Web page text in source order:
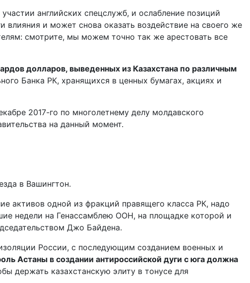
английских спецслужб, и ослабление позиций
влияния и может снова оказать воздействие на своего же
смотрите, мы можем точно так же арестовать все
долларов, выведенных из Казахстана по различным
Банка РК, хранящихся в ценных бумагах, акциях и
2017-го по многолетнему делу молдавского
на данный момент.
в Вашингтон.
активов одной из фракций правящего класса РК, надо
недели на Генассамблею ООН, на площадке которой и
Джо Байдена.
России, с последующим созданием военных и
Астаны в создании антироссийской дуги с юга должна
держать казахстанскую элиту в тонусе для